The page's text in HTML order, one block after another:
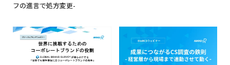
フの進言で処方変更-